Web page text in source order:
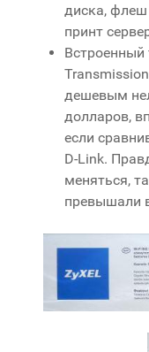
диска,
принт
Встроенный
дешевым
долларов,
если
D-Link.
меняться,
превышали